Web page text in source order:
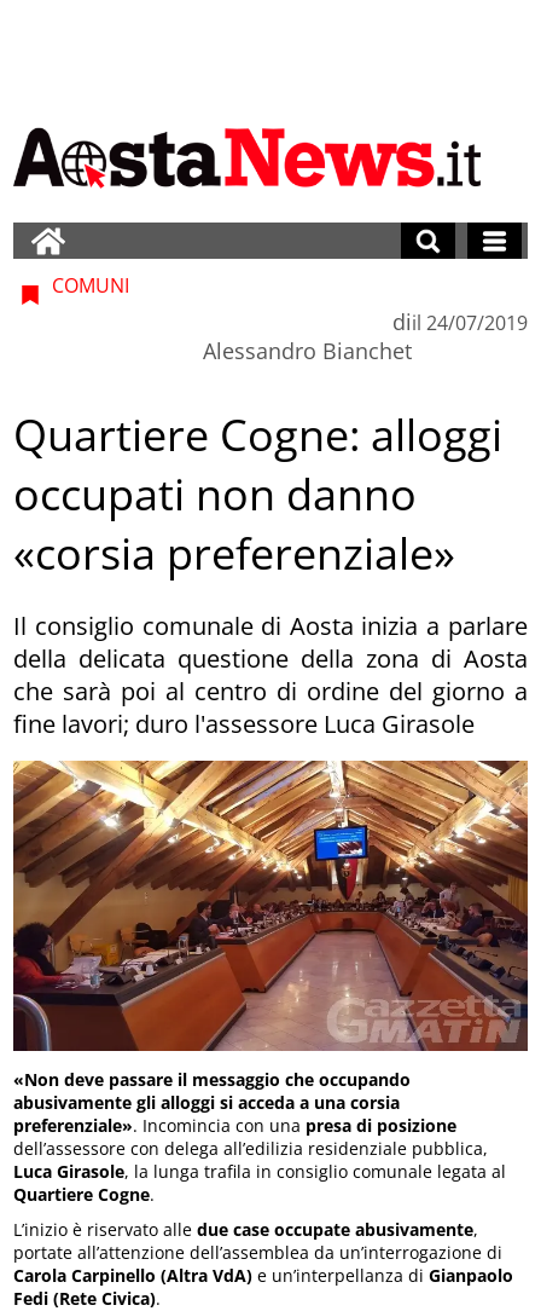
COMUNI
di
Alessandro Bianchet
il 24/07/2019
Quartiere Cogne: alloggi
occupati non danno
«corsia preferenziale»
Il consiglio comunale di Aosta inizia a parlare
della delicata questione della zona di Aosta
che sarà poi al centro di ordine del giorno a
fine lavori; duro l'assessore Luca Girasole
«Non deve passare il messaggio che occupando
abusivamente gli alloggi si acceda a una corsia
preferenziale». Incomincia con una presa di posizione
dell’assessore con delega all’edilizia residenziale pubblica,
Luca Girasole, la lunga trafila in consiglio comunale legata al
Quartiere Cogne.
L’inizio è riservato alledue case occupate abusivamente,
portate all’attenzione dell’assemblea da un’interrogazione di
Carola Carpinello (Altra VdA) e un’interpellanza diGianpaolo
Fedi (Rete Civica).